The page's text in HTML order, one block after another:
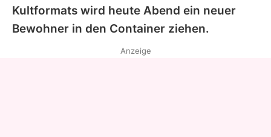
Nutzungsbedingungen
Utiq verwalten
Kultformats wird heute Abend ein neuer
Bewohner in den Container ziehen.
Anzeige